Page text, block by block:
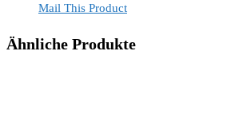
Mail This Product
Ähnliche Produkte